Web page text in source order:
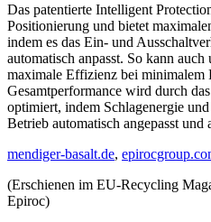
Das patentierte Intelligent
Positionierung und bietet
indem es das Ein- und
automatisch anpasst. So kann
maximale Effizienz bei minimalem
Gesamtperformance wird durch
optimiert, indem Schlagenergie
Betrieb automatisch angepasst
mendiger-basalt.de,
(Erschienen im EU-Recycling
Epiroc)